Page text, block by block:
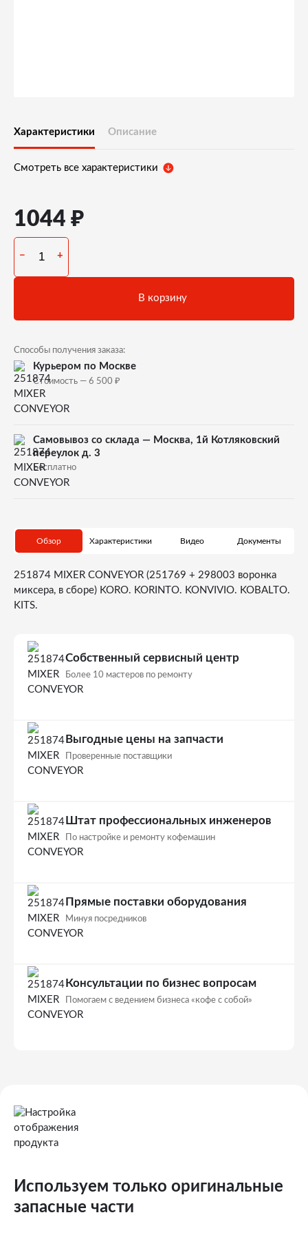
Характеристики Описание
Смотреть все характеристики
1044 ₽
− +
В корзину
Способы получения заказа:
Курьером по Москве
Стоимость — 6 500 ₽
Самовывоз со склада — Москва, 1й Котляковский
переулок д. 3
Бесплатно
Обзор Характеристики Видео Документы
251874 MIXER CONVEYOR (251769 + 298003 воронка
миксера, в сборе) KORO. KORINTO. KONVIVIO. KOBALTO.
KITS.
Собственный сервисный центр
Более 10 мастеров по ремонту
Выгодные цены на запчасти
Проверенные поставщики
Штат профессиональных инженеров
По настройке и ремонту кофемашин
Прямые поставки оборудования
Минуя посредников
Консультации по бизнес вопросам
Помогаем с ведением бизнеса «кофе с собой»
Используем только оригинальные
запасные части